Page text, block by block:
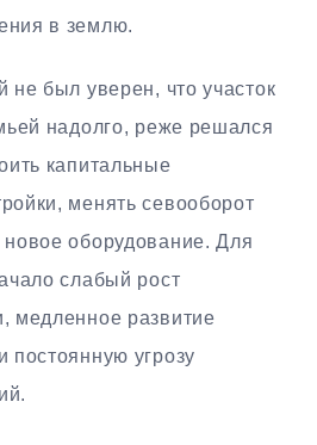
в землю.
не был уверен, что участок
надолго, реже решался
капитальные
менять севооборот
оборудование. Для
слабый рост
медленное развитие
постоянную угрозу